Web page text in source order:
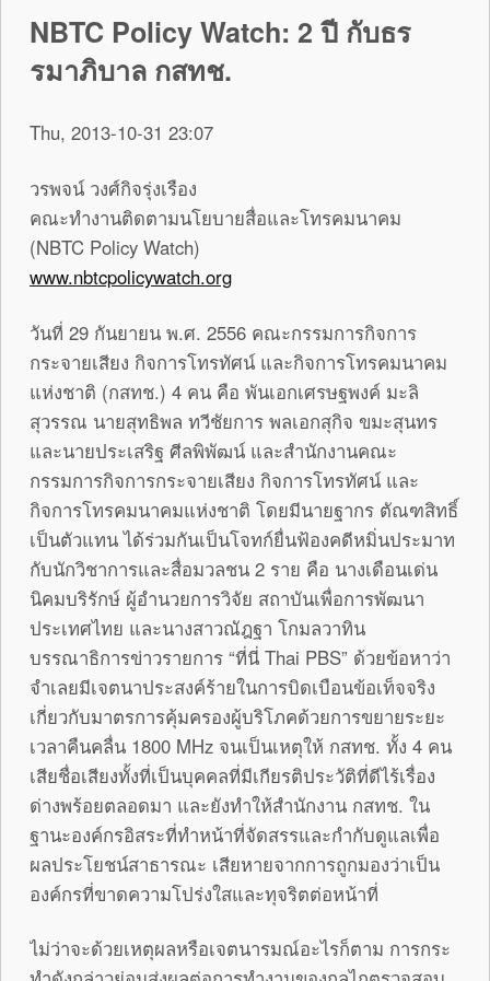
NBTC Policy Watch: 2 ปี กับธร
รมาภิบาล กสทช.
Thu, 2013-10-31 23:07
วรพจน์ วงศ์กิจรุ่งเรือง
คณะทำงานติดตามนโยบายสื่อและโทรคมนาคม
(NBTC Policy Watch)
www.nbtcpolicywatch.org
วันที่ 29 กันยายน พ.ศ. 2556 คณะกรรมการกิจการ
กระจายเสียง กิจการโทรทัศน์ และกิจการโทรคมนาคม
แห่งชาติ (กสทช.) 4 คน คือ พันเอกเศรษฐพงค์ มะลิ
สุวรรณ นายสุทธิพล ทวีชัยการ พลเอกสุกิจ ขมะสุนทร
และนายประเสริฐ ศีลพิพัฒน์ และสำนักงานคณะ
กรรมการกิจการกระจายเสียง กิจการโทรทัศน์ และ
กิจการโทรคมนาคมแห่งชาติ โดยมีนายฐากร ตัณฑสิทธิ์
เป็นตัวแทน ได้ร่วมกันเป็นโจทก์ยื่นฟ้องคดีหมิ่นประมาท
กับนักวิชาการและสื่อมวลชน 2 ราย คือ นางเดือนเด่น
นิคมบริรักษ์ ผู้อำนวยการวิจัย สถาบันเพื่อการพัฒนา
ประเทศไทย และนางสาวณัฎฐา โกมลวาทิน
บรรณาธิการข่าวรายการ “ที่นี่ Thai PBS” ด้วยข้อหาว่า
จำเลยมีเจตนาประสงค์ร้ายในการบิดเบือนข้อเท็จจริง
เกี่ยวกับมาตรการคุ้มครองผู้บริโภคด้วยการขยายระยะ
เวลาคืนคลื่น 1800 MHz จนเป็นเหตุให้ กสทช. ทั้ง 4 คน
เสียชื่อเสียงทั้งที่เป็นบุคคลที่มีเกียรติประวัติที่ดีไร้เรื่อง
ด่างพร้อยตลอดมา และยังทำให้สำนักงาน กสทช. ใน
ฐานะองค์กรอิสระที่ทำหน้าที่จัดสรรและกำกับดูแลเพื่อ
ผลประโยชน์สาธารณะ เสียหายจากการถูกมองว่าเป็น
องค์กรที่ขาดความโปร่งใสและทุจริตต่อหน้าที่
ไม่ว่าจะด้วยเหตุผลหรือเจตนารมณ์อะไรก็ตาม การกระ